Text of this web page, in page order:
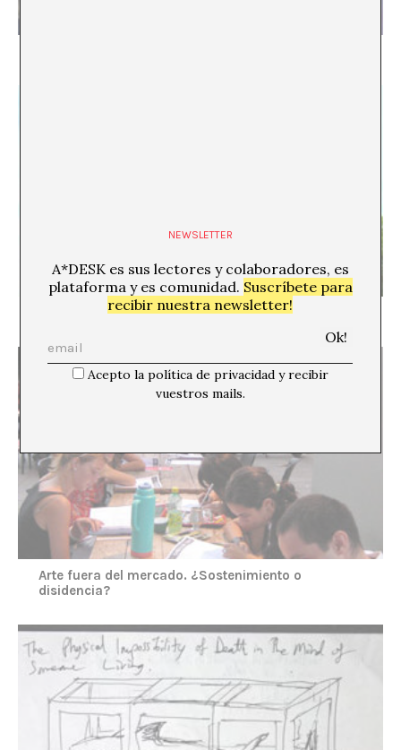
Pinche institución arte
Arte fuera del mercado. ¿Sostenimiento o
disidencia?
NEWSLETTER
A*DESK es sus lectores y colaboradores, es
plataforma y es comunidad. Suscríbete para
recibir nuestra newsletter!
Acepto la política de privacidad y recibir
vuestros mails.